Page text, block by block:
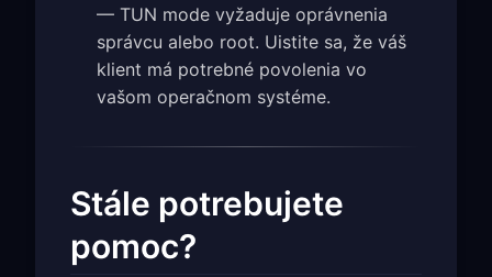
— TUN mode vyžaduje oprávnenia
správcu alebo root. Uistite sa, že váš
klient má potrebné povolenia vo
vašom operačnom systéme.
Stále potrebujete
pomoc?